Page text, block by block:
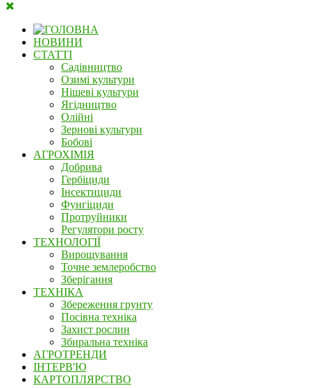
НОВИНИ
СТАТТІ
Садівництво
Озимі культури
Нішеві культури
Ягідництво
Олійні
Зернові культури
Бобові
АГРОХІМІЯ
Добрива
Гербіциди
Інсектициди
Фунгіциди
Протруйники
Регулятори росту
ТЕХНОЛОГІЇ
Вирощування
Точне землеробство
Зберігання
ТЕХНІКА
Збереження грунту
Посівна техніка
Захист рослин
Збиральна техніка
АГРОТРЕНДИ
ІНТЕРВ'Ю
КАРТОПЛЯРСТВО